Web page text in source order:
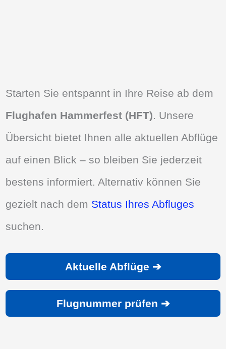
Starten Sie entspannt in Ihre Reise ab dem
Flughafen Hammerfest (HFT) . Unsere
Übersicht bietet Ihnen alle aktuellen Abflüge
auf einen Blick – so bleiben Sie jederzeit
bestens informiert. Alternativ können Sie
gezielt nach dem Status Ihres Abfluges
suchen.
Aktuelle Abflüge ➔
Flugnummer prüfen ➔